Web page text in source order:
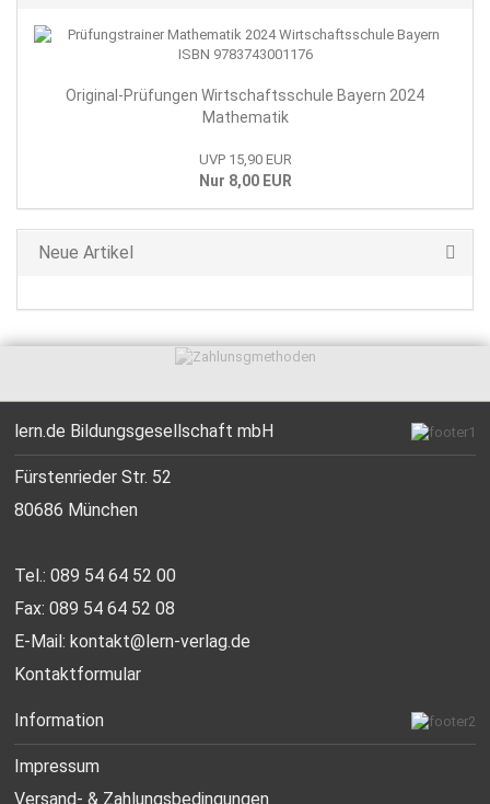
Original-Prüfungen Wirtschaftsschule Bayern 2024
Mathematik
UVP 15,90 EUR
Nur 8,00 EUR
Neue Artikel
lern.de Bildungsgesellschaft mbH
Fürstenrieder Str. 52
80686 München
Tel.: 089 54 64 52 00
Fax: 089 54 64 52 08
E-Mail:kontakt@lern-verlag.de
Kontaktformular
Information
Impressum
Versand- & Zahlungsbedingungen